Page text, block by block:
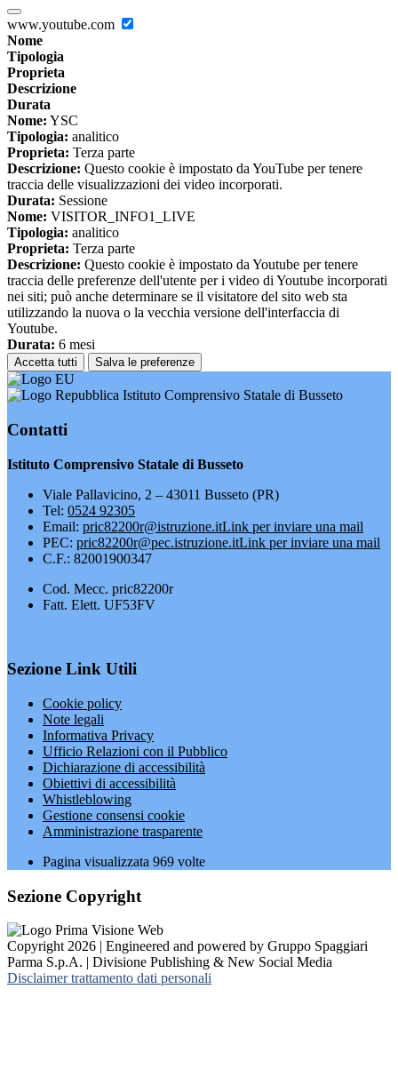
www.youtube.com
Nome
Tipologia
Proprieta
Descrizione
Durata
Nome: YSC
Tipologia: analitico
Proprieta: Terza parte
Descrizione: Questo cookie è impostato da YouTube per tenere
traccia delle visualizzazioni dei video incorporati.
Durata: Sessione
Nome: VISITOR_INFO1_LIVE
Tipologia: analitico
Proprieta: Terza parte
Descrizione: Questo cookie è impostato da Youtube per tenere
traccia delle preferenze dell'utente per i video di Youtube incorporati
nei siti; può anche determinare se il visitatore del sito web sta
utilizzando la nuova o la vecchia versione dell'interfaccia di
Youtube.
Durata: 6 mesi
Accetta tutti Salva le preferenze
Istituto Comprensivo Statale di Busseto
Contatti
Istituto Comprensivo Statale di Busseto
Viale Pallavicino, 2 – 43011 Busseto (PR)
Tel: 0524 92305
Email: pric82200r@istruzione.itLink per inviare una mail
PEC: pric82200r@pec.istruzione.itLink per inviare una mail
C.F.: 82001900347
Cod. Mecc. pric82200r
Fatt. Elett. UF53FV
Sezione Link Utili
Cookie policy
Note legali
Informativa Privacy
Ufficio Relazioni con il Pubblico
Dichiarazione di accessibilità
Obiettivi di accessibilità
Whistleblowing
Gestione consensi cookie
Amministrazione trasparente
Pagina visualizzata 969 volte
Sezione Copyright
Copyright 2026 | Engineered and powered by Gruppo Spaggiari
Parma S.p.A. | Divisione Publishing & New Social Media
Disclaimer trattamento dati personali